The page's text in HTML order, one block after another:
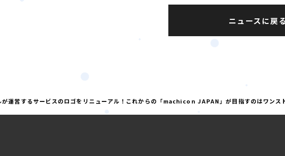
ニュースに戻る
が運営するサービスのロゴをリニューアル！これからの「machicon JAPAN」が目指すのはワンス